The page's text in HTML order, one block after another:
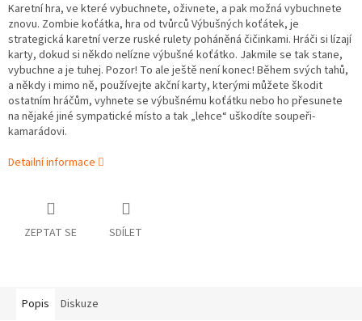
Karetní hra, ve které vybuchnete, oživnete, a pak možná vybuchnete
znovu. Zombie koťátka, hra od tvůrců Výbušných koťátek, je
strategická karetní verze ruské rulety poháněná čičinkami. Hráči si lízají
karty, dokud si někdo nelízne výbušné koťátko. Jakmile se tak stane,
vybuchne a je tuhej. Pozor! To ale ještě není konec! Během svých tahů,
a někdy i mimo ně, používejte akční karty, kterými můžete škodit
ostatním hráčům, vyhnete se výbušnému koťátku nebo ho přesunete
na nějaké jiné sympatické místo a tak „lehce“ uškodíte soupeři-
kamarádovi.
Detailní informace
ZEPTAT SE SDÍLET
Popis Diskuze